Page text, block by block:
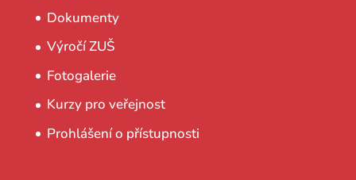
Dokumenty
Výročí ZUŠ
Fotogalerie
Kurzy pro veřejnost
Prohlášení o přístupnosti